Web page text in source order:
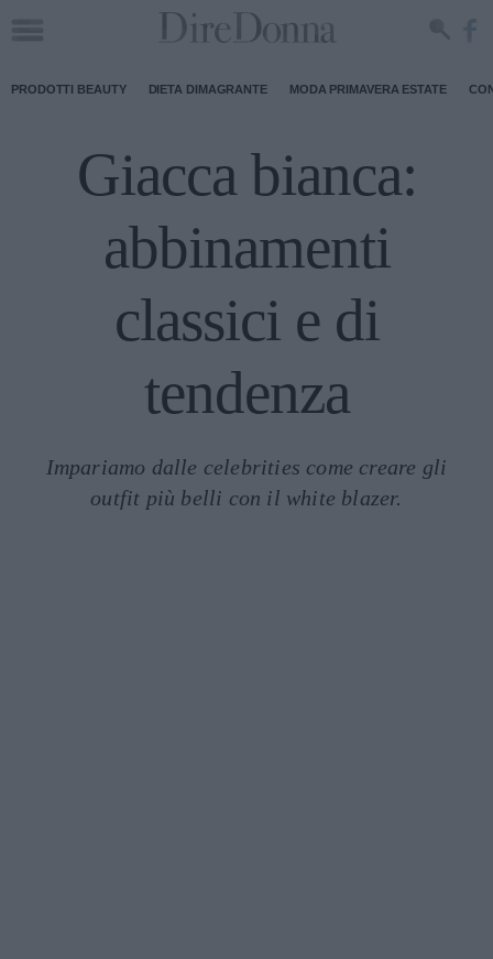
PRODOTTI BEAUTY DIETA DIMAGRANTE MODA PRIMAVERA ESTATE
Giacca bianca:
abbinamenti
classici e di
tendenza
Impariamo dalle celebrities come creare gli
outfit più belli con il white blazer.